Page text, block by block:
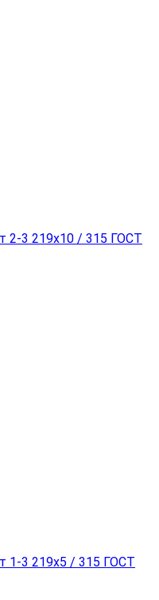
2-3 219x10 / 315 ГОСТ
1-3 219x5 / 315 ГОСТ